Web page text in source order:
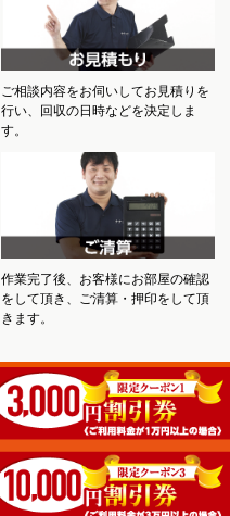
ご相談内容をお伺いしてお見積りを
行い、回収の日時などを決定しま
す。
作業完了後、お客様にお部屋の確認
をして頂き、ご清算・押印をして頂
きます。